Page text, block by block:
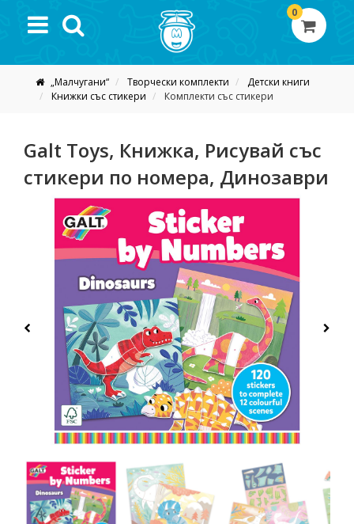
0
„Малчугани“ Творчески комплекти
Детски книги
Книжки със стикери
Комплекти със стикери
Galt Toys, Книжка, Рисувай със
стикери по номера, Динозаври